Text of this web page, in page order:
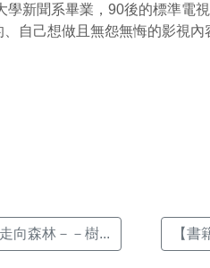
學新聞系畢業，90後的標準電
自己想做且無怨無悔的影視內
向森林－－樹... 【